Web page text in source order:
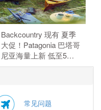
Backcountry 现有 夏季
大促！Patagonia 巴塔哥
尼亚海量上新 低至5
折。 无需使用优惠码。
常见问题